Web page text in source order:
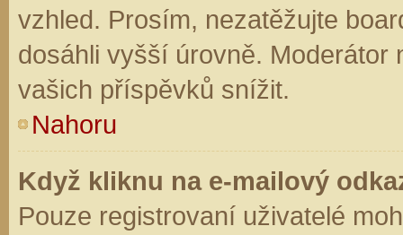
vzhled. Prosím, nezatěžujte
dosáhli vyšší úrovně. Moderátor
vašich příspěvků snížit.
Nahoru
Když kliknu na e-mailový
Pouze registrovaní uživatelé